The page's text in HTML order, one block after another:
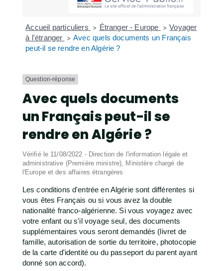
Accueil particuliers > Étranger - Europe > Voyager
à l'étranger
> Avec quels documents un Français
peut-il se rendre en Algérie ?
Question-réponse
Avec quels documents
un Français peut-il se
rendre en Algérie ?
Vérifié le 11/08/2022 - Direction de l'information légale et
administrative (Première ministre), Ministère chargé de
l'Europe et des affaires étrangères
Les conditions d'entrée en Algérie sont différentes si
vous êtes Français ou si vous avez la double
nationalité franco-algérienne. Si vous voyagez avec
votre enfant ou s'il voyage seul, des documents
supplémentaires vous seront demandés (livret de
famille, autorisation de sortie du territoire, photocopie
de la carte d'identité ou du passeport du parent ayant
donné son accord).